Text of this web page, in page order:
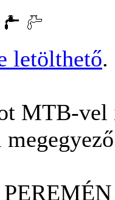
letölthető.
MTB-